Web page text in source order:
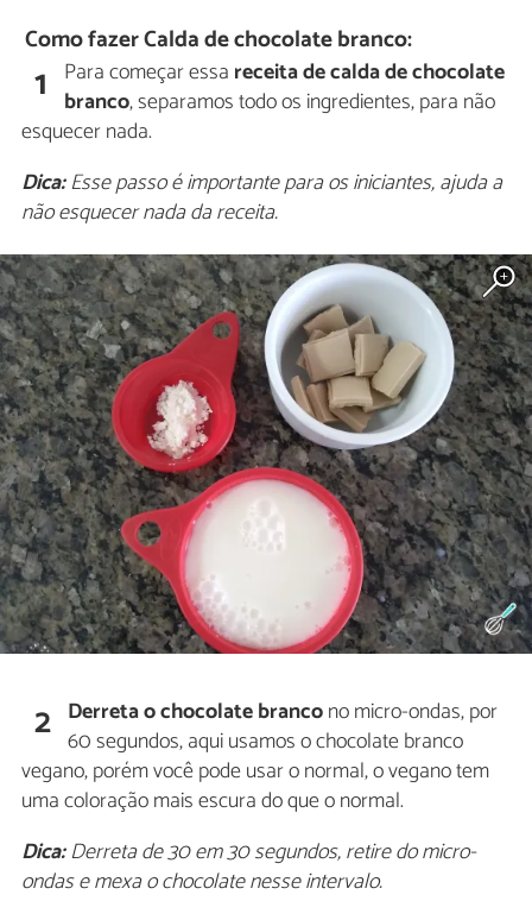
Como fazer Calda de chocolate branco:
1 Para começar essa receita de calda de chocolate
branco, separamos todo os ingredientes, para não
esquecer nada.
Dica:Esse passo é importante para os iniciantes, ajuda a
não esquecer nada da receita.
2 Derreta o chocolate brancono micro-ondas, por
60 segundos, aqui usamos o chocolate branco
vegano, porém você pode usar o normal, o vegano tem
uma coloração mais escura do que o normal.
Dica:Derreta de 30 em 30 segundos, retire do micro-
ondas e mexa o chocolate nesse intervalo.